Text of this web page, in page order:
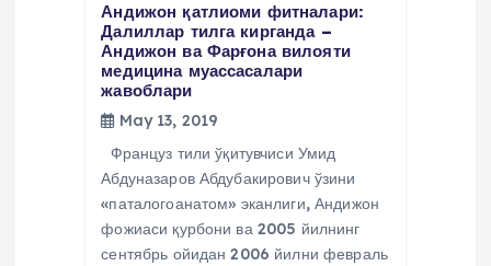
Андижон қатлиоми фитналари:
Далиллар тилга кирганда –
Андижон ва Фарғона вилояти
медицина муассасалари
жавоблари
May 13, 2019
Француз тили ўқитувчиси Умид
Абдуназаров Абдубакирович ўзини
«паталогоанатом» эканлиги, Андижон
фожиаси қурбони ва 2005 йилнинг
сентябрь ойидан 2006 йилни февраль